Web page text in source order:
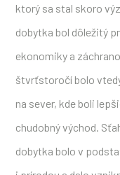
ktorý sa stal skoro
dobytka bol dôležitý
ekonomiky a
štvrťstoročí bolo
na sever, kde boli
chudobný východ.
dobytka bolo v